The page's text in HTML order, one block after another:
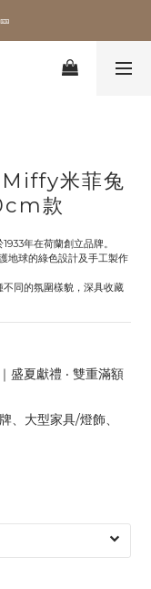
米菲兔
款
年在荷蘭創立品牌。
地球的綠色設計及手工製作
同的氛圍樣貌，深具收藏
盛夏獻禮 ‧ 雙重滿額
大型家具/燈飾、